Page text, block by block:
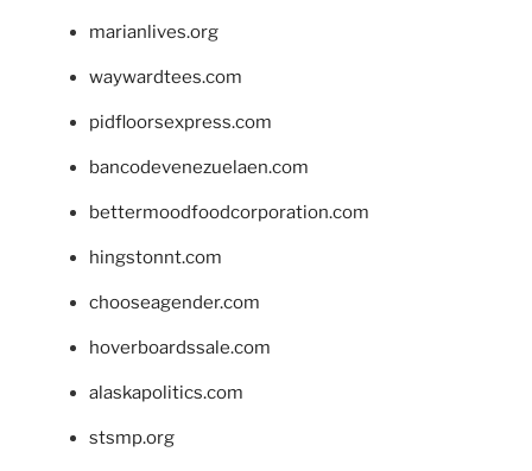
marianlives.org
waywardtees.com
pidfloorsexpress.com
bancodevenezuelaen.com
bettermoodfoodcorporation.com
hingstonnt.com
chooseagender.com
hoverboardssale.com
alaskapolitics.com
stsmp.org